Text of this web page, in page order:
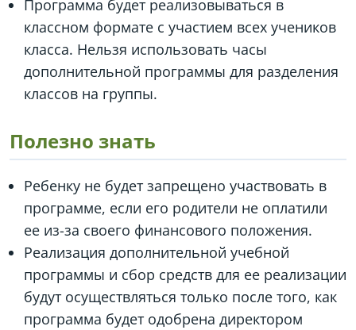
Программа будет реализовываться в
классном формате с участием всех учеников
класса. Нельзя использовать часы
дополнительной программы для разделения
классов на группы.
Полезно знать
Ребенку не будет запрещено участвовать в
программе, если его родители не оплатили
ее из-за своего финансового положения.
Реализация дополнительной учебной
программы и сбор средств для ее реализации
будут осуществляться только после того, как
программа будет одобрена директором